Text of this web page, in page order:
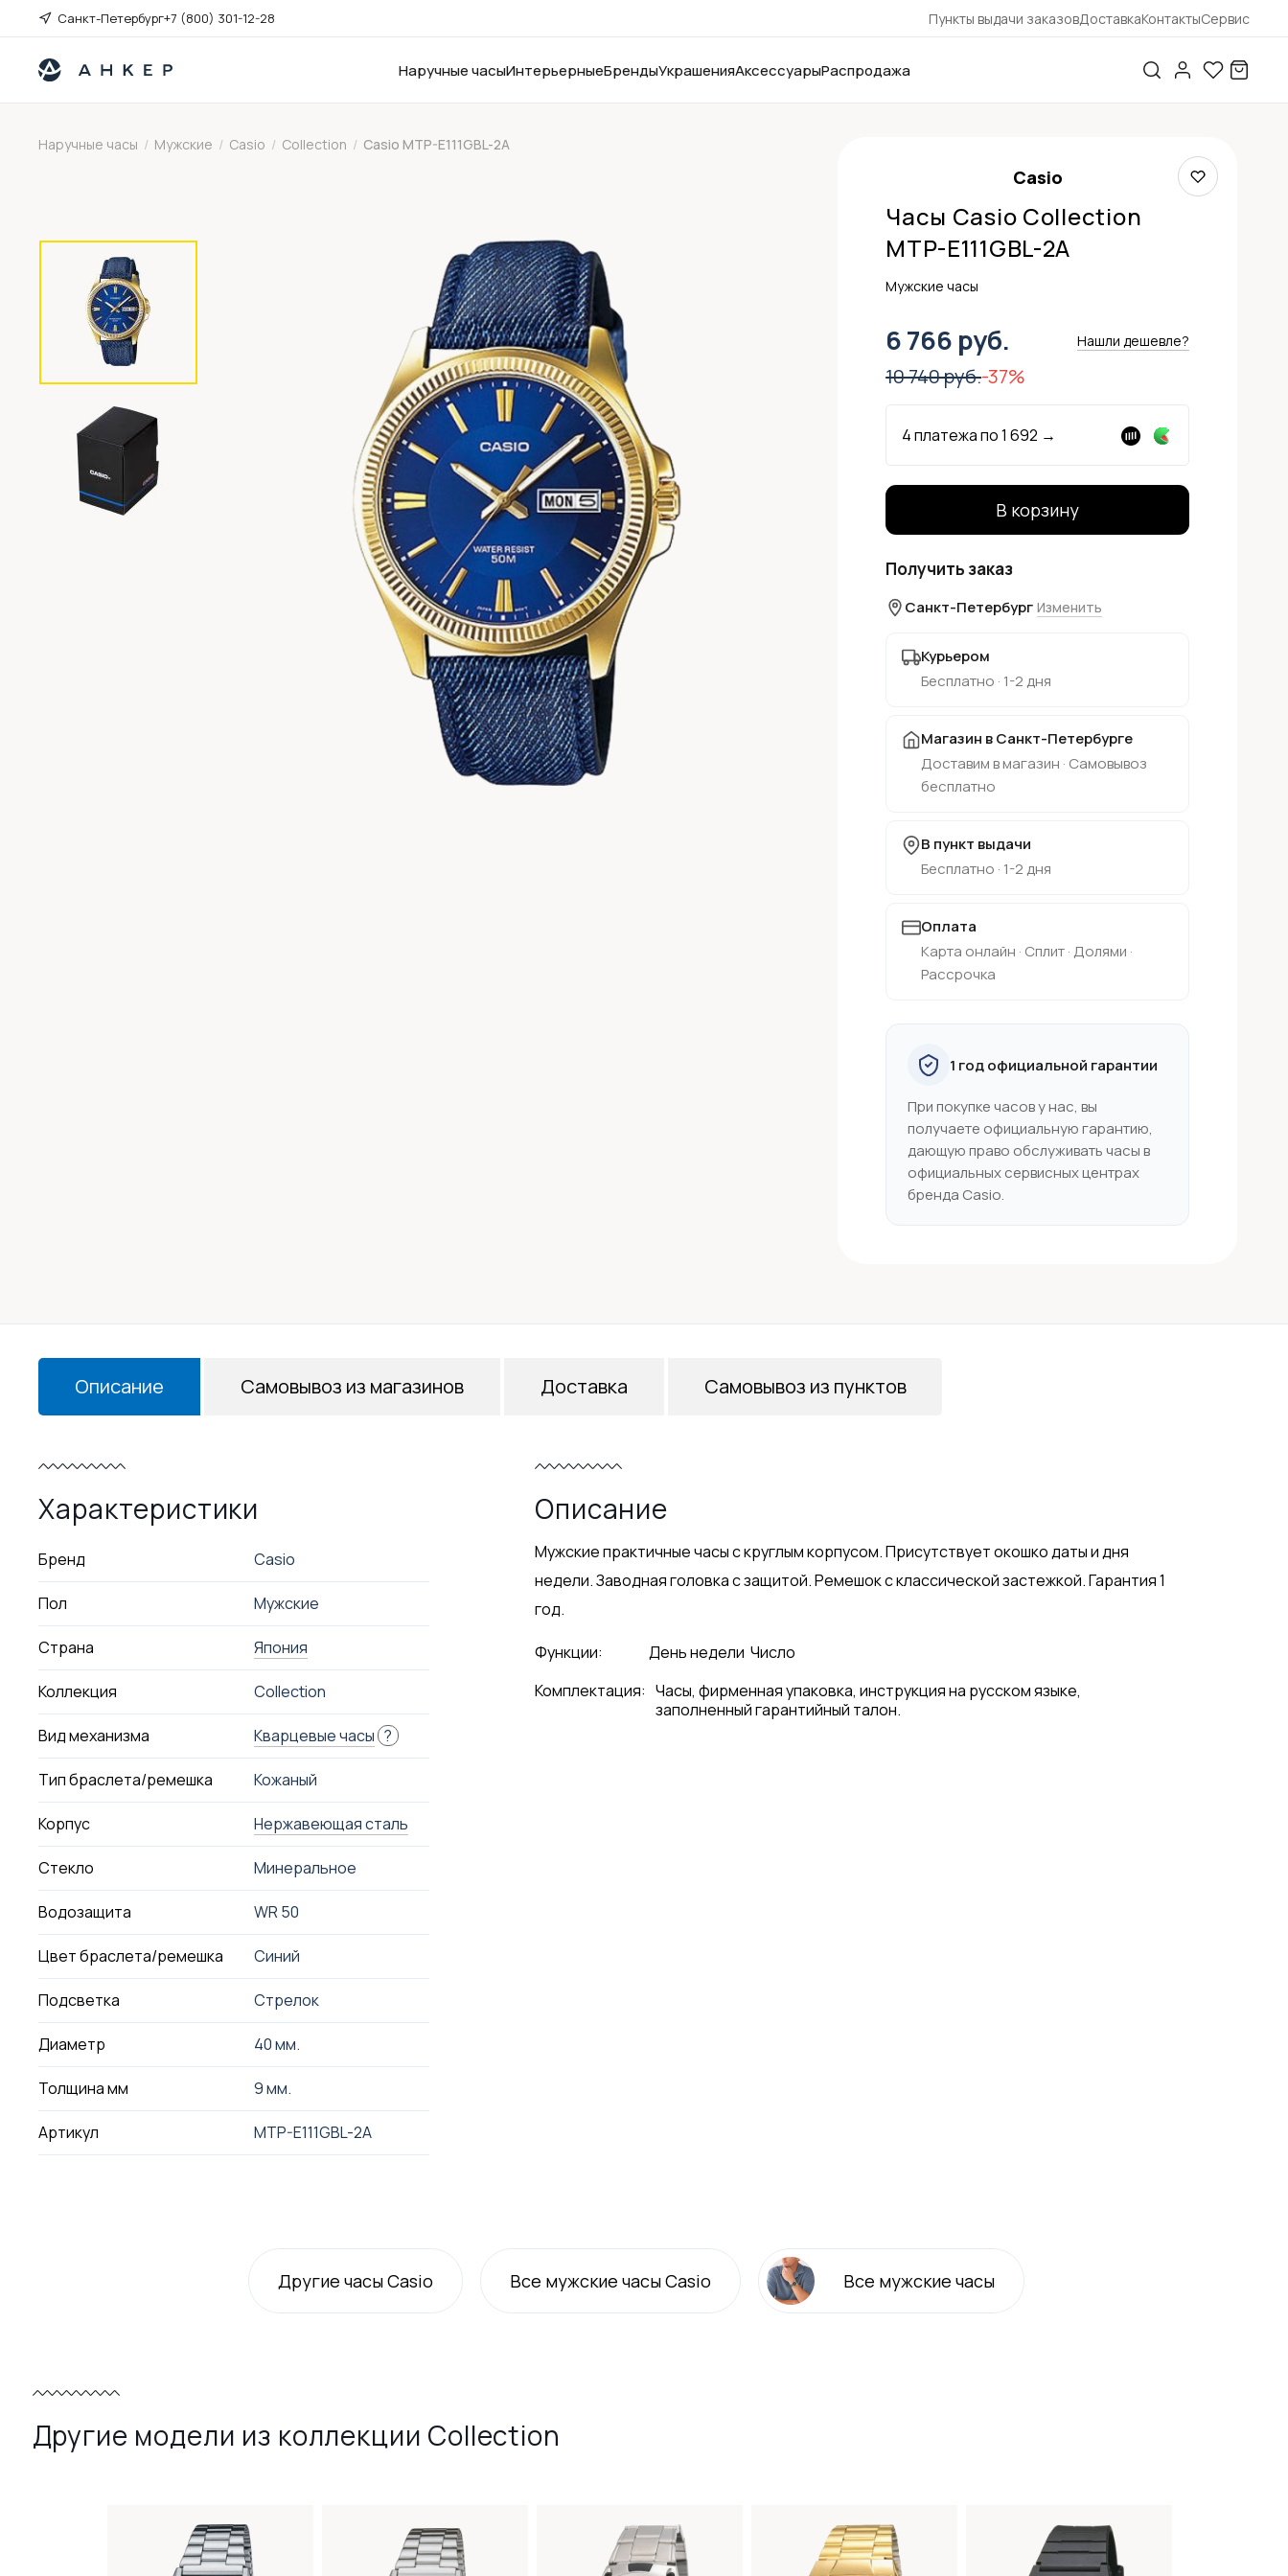
Санкт-Петербург+7 (800) 301-12-28 Пункты выдачи заказовДоставкаКонтактыСервис
Наручные часыИнтерьерныеБрендыУкрашенияАксессуарыРаспродажа
Наручные часы / Мужские / Casio / Collection / Casio MTP-E111GBL-2A
Casio
Часы Casio Collection
MTP-E111GBL-2A
Мужские часы
6 766 руб. Нашли дешевле?
10 740 руб.-37%
4 платежа по1 692 →
В корзину
Получить заказ
Санкт-Петербург Изменить
Курьером
Бесплатно · 1-2 дня
Магазин в Санкт-Петербурге
Доставим в магазин · Самовывоз
бесплатно
В пункт выдачи
Бесплатно · 1-2 дня
Оплата
Карта онлайн · Сплит · Долями ·
Рассрочка
1 год официальной гарантии
При покупке часов у нас, вы
получаете официальную гарантию,
дающую право обслуживать часы в
официальных сервисных центрах
бренда Casio.
Описание
Характеристики
Бренд Casio
Пол Мужские
Страна Япония
Коллекция Collection
Вид механизма Кварцевые часы ?
Тип браслета/ремешка Кожаный
Корпус Нержавеющая сталь
Стекло Минеральное
Водозащита WR 50
Цвет браслета/ремешка Синий
Подсветка Стрелок
Диаметр 40 мм.
Толщина мм 9 мм.
Артикул MTP-E111GBL-2A
Описание
Мужские практичные часы с круглым корпусом. Присутствует окошко даты и дня
недели. Заводная головка с защитой. Ремешок с классической застежкой. Гарантия 1
год.
Функции: День недели Число
Комплектация: Часы, фирменная упаковка, инструкция на русском языке,
заполненный гарантийный талон.
Самовывоз из магазинов Доставка Самовывоз из пунктов
Другие часы Casio Все мужские часы Casio Все мужские часы
Другие модели из коллекции Collection